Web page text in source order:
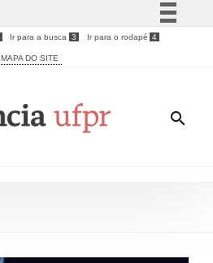
Simplifique!
Acesso à informação
Legislação
Ir para a busca 3 Ir para o rodapé 4
MAPA DO SITE